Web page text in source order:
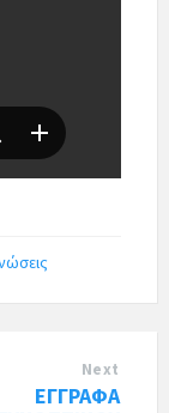
Next
ΕΓΓΡΑΦΑ